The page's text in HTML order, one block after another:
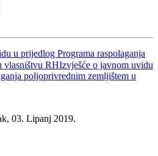
u prijedlog Programa raspolaganja
RHIzvješće o javnom uvidu
poljoprivrednim zemljištem u
03. Lipanj 2019.